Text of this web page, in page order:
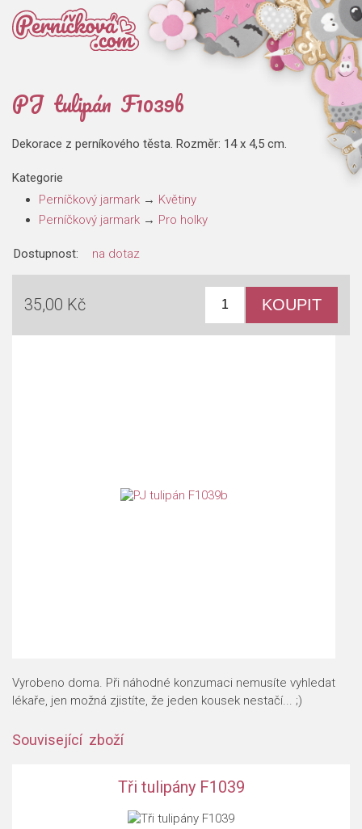
PJ tulipán F1039b
Dekorace z perníkového těsta. Rozměr: 14 x 4,5 cm.
Kategorie
Perníčkový jarmark → Květiny
Perníčkový jarmark → Pro holky
Dostupnost: na dotaz
35,00 Kč
Vyrobeno doma. Při náhodné konzumaci nemusíte vyhledat
lékaře, jen možná zjistíte, že jeden kousek nestačí... ;)
Související zboží
Tři tulipány F1039